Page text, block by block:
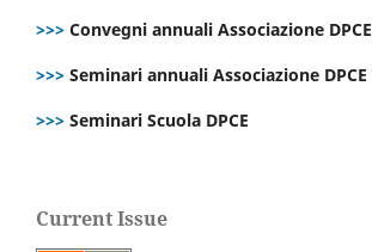
>>> Convegni annuali Associazione DPCE
>>> Seminari annuali Associazione DPCE
>>> Seminari Scuola DPCE
Current Issue